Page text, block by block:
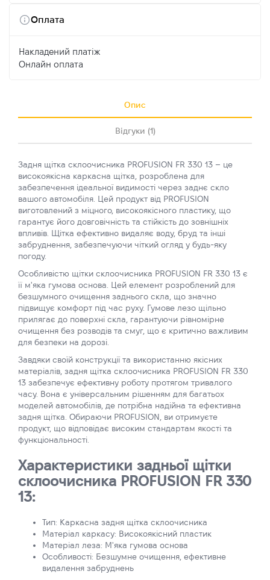
Оплата
Накладений платіж
Онлайн оплата
Опис
Відгуки (1)
Задня щітка склоочисника PROFUSION FR 330 13 – це
високоякісна каркасна щітка, розроблена для
забезпечення ідеальної видимості через заднє скло
вашого автомобіля. Цей продукт від PROFUSION
виготовлений з міцного, високоякісного пластику, що
гарантує його довговічність та стійкість до зовнішніх
впливів. Щітка ефективно видаляє воду, бруд та інші
забруднення, забезпечуючи чіткий огляд у будь-яку
погоду.
Особливістю щітки склоочисника PROFUSION FR 330 13 є
її м'яка гумова основа. Цей елемент розроблений для
безшумного очищення заднього скла, що значно
підвищує комфорт під час руху. Гумове лезо щільно
прилягає до поверхні скла, гарантуючи рівномірне
очищення без розводів та смуг, що є критично важливим
для безпеки на дорозі.
Завдяки своїй конструкції та використанню якісних
матеріалів, задня щітка склоочисника PROFUSION FR 330
13 забезпечує ефективну роботу протягом тривалого
часу. Вона є універсальним рішенням для багатьох
моделей автомобілів, де потрібна надійна та ефективна
задня щітка. Обираючи PROFUSION, ви отримуєте
продукт, що відповідає високим стандартам якості та
функціональності.
Характеристики задньої щітки
склоочисника PROFUSION FR 330
13:
Тип: Каркасна задня щітка склоочисника
Матеріал каркасу: Високоякісний пластик
Матеріал леза: М'яка гумова основа
Особливості: Безшумне очищення, ефективне
видалення забруднень